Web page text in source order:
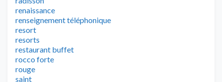
renaissance
renseignement téléphonique
resort
resorts
restaurant buffet
rocco forte
rouge
saint